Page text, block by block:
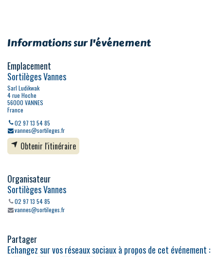
Informations sur l'événement
Emplacement
Sortilèges Vannes
Sarl Ludikwak
4 rue Hoche
56000 VANNES
France
02 97 13 54 85
vannes@sortileges.fr
Obtenir l'itinéraire
Organisateur
Sortilèges Vannes
02 97 13 54 85
vannes@sortileges.fr
Partager
Echangez sur vos réseaux sociaux à propos de cet événement :